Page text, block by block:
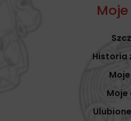
Historia
Moje